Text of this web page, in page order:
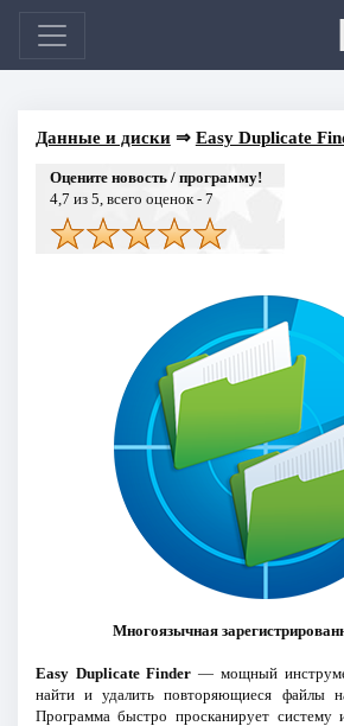
Данные и диски⇒ Easy Duplicate
Оцените новость / программу!
4,7 из 5, всего оценок - 7
Многоязычная
Easy Duplicate Finder — мощный
найти и удалить повторяющиеся файлы
Программа быстро просканирует